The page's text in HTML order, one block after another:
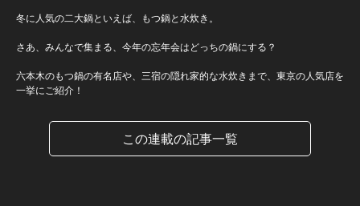
冬に人気の二大鍋といえば、もつ鍋と水炊き。
さあ、みんなで集まる、今年の忘年会はどっちの鍋にする？
六本木のもつ鍋の有名店や、三宿の隠れ家的な水炊きまで、東京の人気店を
一挙にご紹介！
この連載の記事一覧